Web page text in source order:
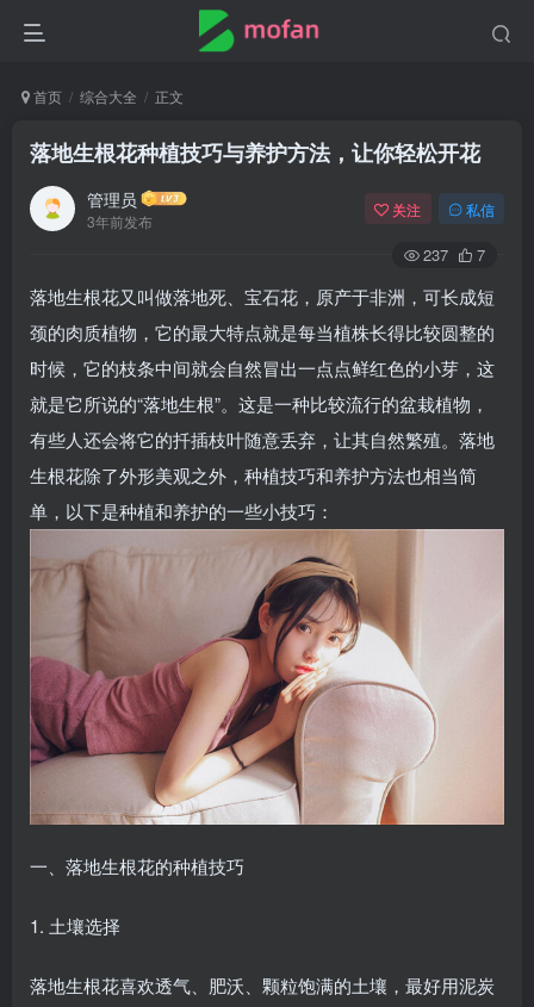
首页 综合大全 正文
落地生根花种植技巧与养护方法，让你轻松开花
管理员
3年前发布
关注 私信
237 7
落地生根花又叫做落地死、宝石花，原产于非洲，可长成短
颈的肉质植物，它的最大特点就是每当植株长得比较圆整的
时候，它的枝条中间就会自然冒出一点点鲜红色的小芽，这
就是它所说的“落地生根”。这是一种比较流行的盆栽植物，
有些人还会将它的扦插枝叶随意丢弃，让其自然繁殖。落地
生根花除了外形美观之外，种植技巧和养护方法也相当简
单，以下是种植和养护的一些小技巧：
一、落地生根花的种植技巧
1. 土壤选择
落地生根花喜欢透气、肥沃、颗粒饱满的土壤，最好用泥炭